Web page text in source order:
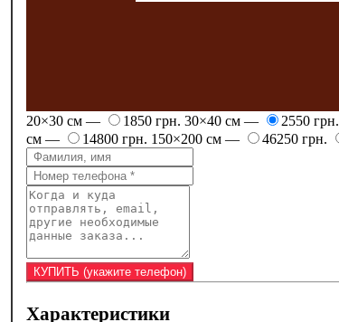
20×30 см — 1850 грн. 30×40 см — 2550 грн.
см —
14800 грн. 150×200 см — 46250 грн.
Характеристики